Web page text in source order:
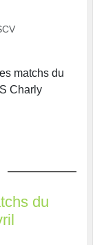
matchs du
Charly
du